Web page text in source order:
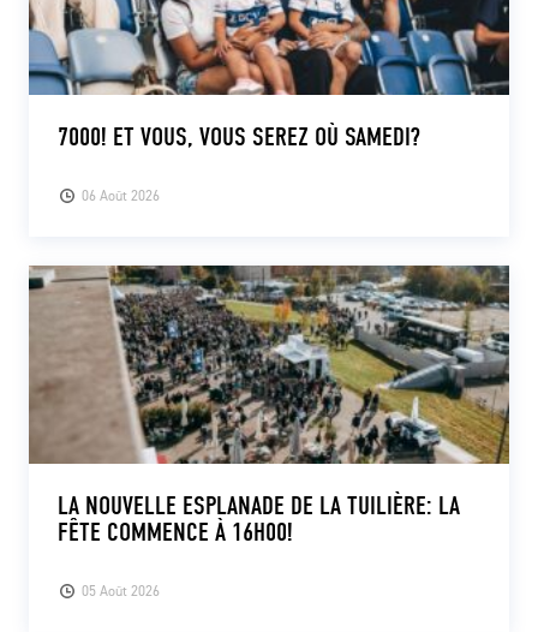
06 Août 2026
7000! ET VOUS, VOUS SEREZ OÙ SAMEDI?
05 Août 2026
LA NOUVELLE ESPLANADE DE LA TUILIÈRE: LA
FÊTE COMMENCE À 16H00!